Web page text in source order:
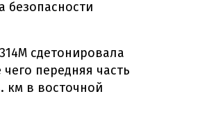
безопасности
сдетонировала
передняя часть
км в восточной